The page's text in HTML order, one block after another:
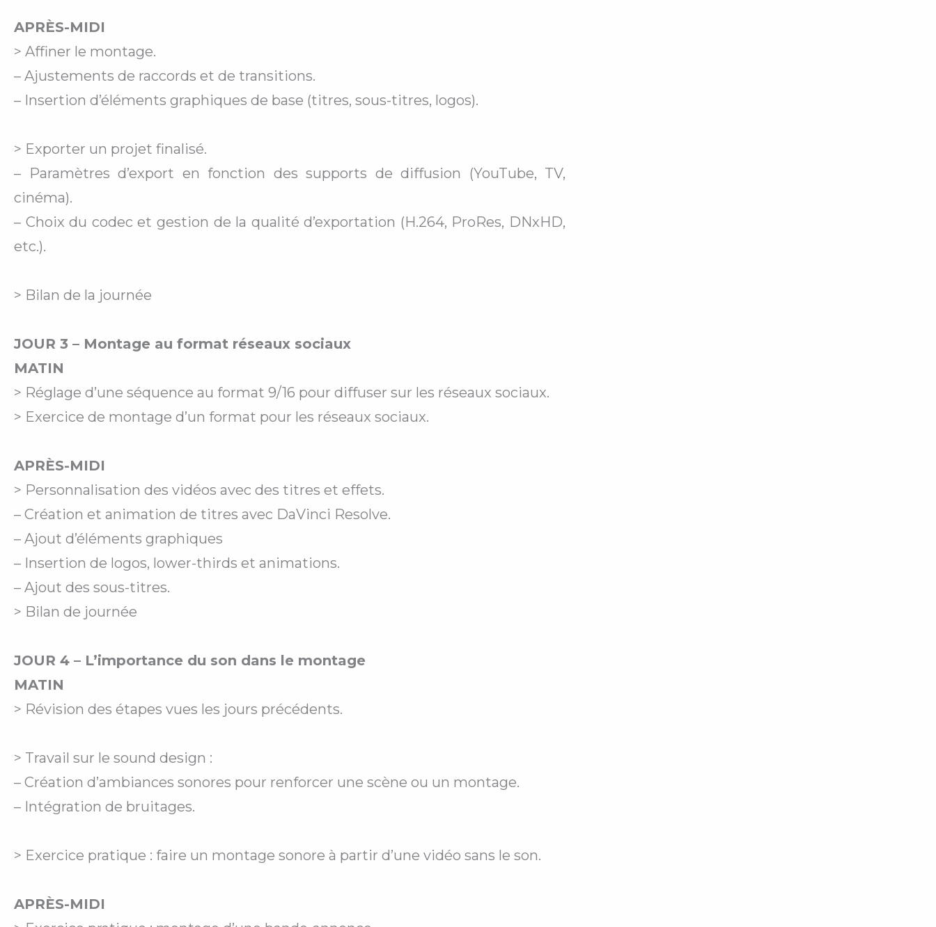
APRÈS-MIDI
> Affiner le montage.
– Ajustements de raccords et de transitions.
– Insertion d’éléments graphiques de base (titres, sous-titres, logos).
> Exporter un projet finalisé.
– Paramètres d’export en fonction des supports de diffusion (YouTube, TV,
cinéma).
– Choix du codec et gestion de la qualité d’exportation (H.264, ProRes, DNxHD,
etc.).
> Bilan de la journée
JOUR 3 – Montage au format réseaux sociaux
MATIN
> Réglage d’une séquence au format 9/16 pour diffuser sur les réseaux sociaux.
> Exercice de montage d’un format pour les réseaux sociaux.
APRÈS-MIDI
> Personnalisation des vidéos avec des titres et effets.
– Création et animation de titres avec DaVinci Resolve.
– Ajout d’éléments graphiques
– Insertion de logos, lower-thirds et animations.
– Ajout des sous-titres.
> Bilan de journée
JOUR 4 – L’importance du son dans le montage
MATIN
> Révision des étapes vues les jours précédents.
> Travail sur le sound design :
– Création d’ambiances sonores pour renforcer une scène ou un montage.
– Intégration de bruitages.
> Exercice pratique : faire un montage sonore à partir d’une vidéo sans le son.
APRÈS-MIDI